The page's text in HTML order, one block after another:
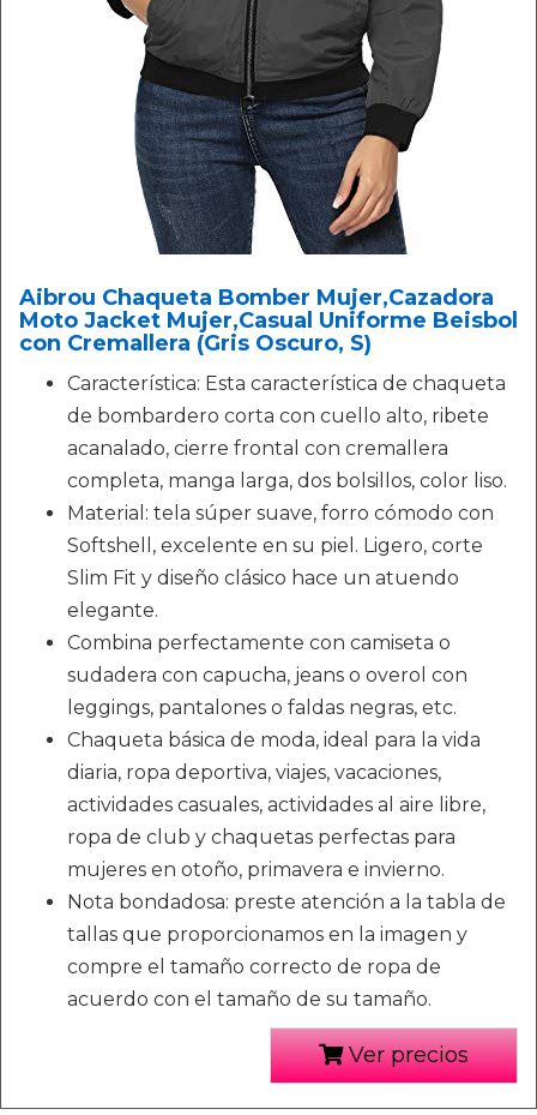
Aibrou Chaqueta Bomber Mujer,Cazadora
Moto Jacket Mujer,Casual Uniforme Beisbol
con Cremallera (Gris Oscuro, S)
Característica: Esta característica de chaqueta
de bombardero corta con cuello alto, ribete
acanalado, cierre frontal con cremallera
completa, manga larga, dos bolsillos, color liso.
Material: tela súper suave, forro cómodo con
Softshell, excelente en su piel. Ligero, corte
Slim Fit y diseño clásico hace un atuendo
elegante.
Combina perfectamente con camiseta o
sudadera con capucha, jeans o overol con
leggings, pantalones o faldas negras, etc.
Chaqueta básica de moda, ideal para la vida
diaria, ropa deportiva, viajes, vacaciones,
actividades casuales, actividades al aire libre,
ropa de club y chaquetas perfectas para
mujeres en otoño, primavera e invierno.
Nota bondadosa: preste atención a la tabla de
tallas que proporcionamos en la imagen y
compre el tamaño correcto de ropa de
acuerdo con el tamaño de su tamaño.
Ver precios